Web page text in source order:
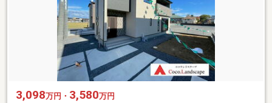
3,098万円・ 3,580万円